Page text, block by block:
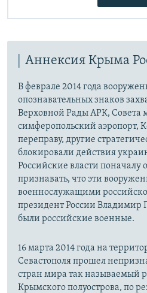
Аннексия Крыма
В феврале 2014 года
опознавательных знаков
Верховной Рады АРК, Совета
симферопольский аэропорт,
переправу, другие
блокировали действия
Российские власти поначалу
признавать, что эти
военнослужащими
президент России Владимир
были российские военные.
16 марта 2014 года на
Севастополя прошел
стран мира так называемый
Крымского полуострова, по